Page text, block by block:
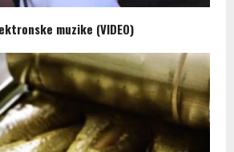
muzike (VIDEO)